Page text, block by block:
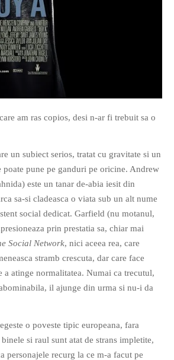
your
the
am ras copios, desi n-ar fi trebuit sa o
un subiect serios, tratat cu gravitate si un
poate pune pe ganduri pe oricine. Andrew
este un tanar de-abia iesit din
sa-si cladeasca o viata sub un alt nume
social dedicat. Garfield (nu motanul,
prin prestatia sa, chiar mai
Social Network, nici aceea rea, care
stramb crescuta, dar care face
a atinge normalitatea. Numai ca trecutul,
il ajunge din urma si nu-i da
o poveste tipic europeana, fara
si raul sunt atat de strans impletite,
personajele recurg la ce m-a facut pe